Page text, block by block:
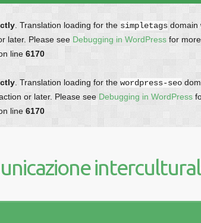
. Translation loading for the simpletags domain
later. Please see Debugging in WordPress for
line 6170
. Translation loading for the wordpress-seo
or later. Please seeDebugging in WordPress
line 6170